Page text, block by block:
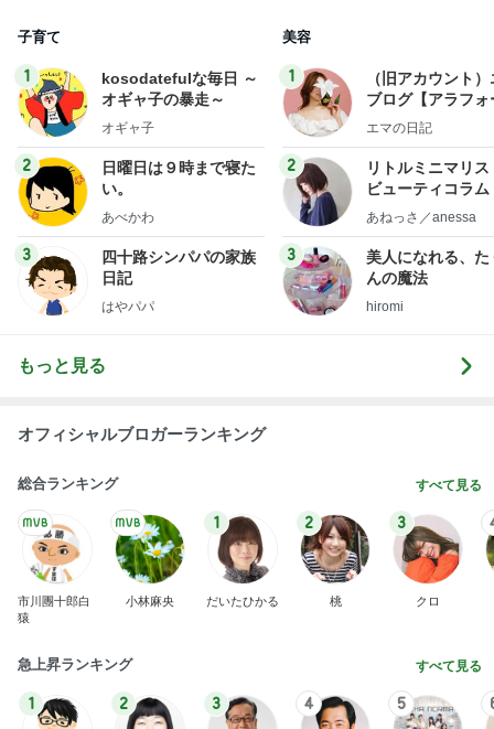
子育て
1
kosodatefulな毎日 ～
オギャ子の暴走～
オギャ子
2
日曜日は９時まで寝た
い。
あべかわ
3
四十路シンパパの家族
日記
はやパパ
美容
1
（旧アカウント
ブログ【アラフォ
社売却セカンドラ
エマの日記
2
リトルミニマリス
ビューティコラ
little
uty colum
あねっさ／anessa
3
美人になれる、た
んの魔法
hiromi
もっと見る
オフィシャルブロガーランキング
総合ランキング すべて見る
市川團十郎白
猿
小林麻央
1
だいたひかる
2
桃
3
クロ
急上昇ランキング すべて見る
1 2 3 4 5